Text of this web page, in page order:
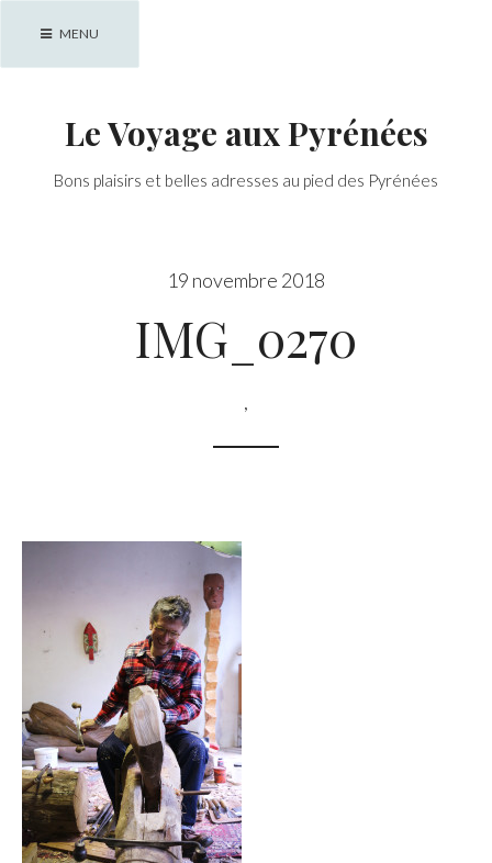
MENU
Le Voyage aux Pyrénées
Bons plaisirs et belles adresses au pied des Pyrénées
19 novembre 2018
IMG_0270
,